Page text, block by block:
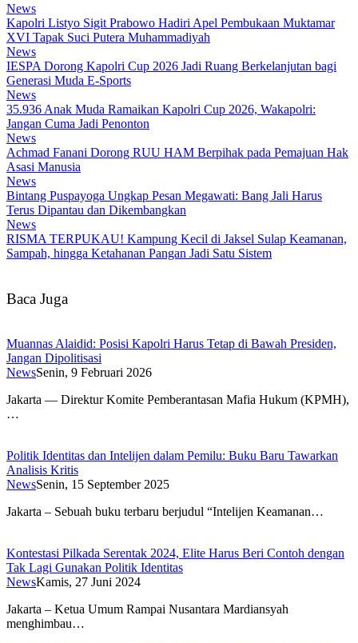
News
Kapolri Listyo Sigit Prabowo Hadiri Apel Pembukaan Muktamar
XVI Tapak Suci Putera Muhammadiyah
News
IESPA Dorong Kapolri Cup 2026 Jadi Ruang Berkelanjutan bagi
Generasi Muda E-Sports
News
35.936 Anak Muda Ramaikan Kapolri Cup 2026, Wakapolri:
Jangan Cuma Jadi Penonton
News
Achmad Fanani Dorong RUU HAM Berpihak pada Pemajuan Hak
Asasi Manusia
News
Bintang Puspayoga Ungkap Pesan Megawati: Bang Jali Harus
Terus Dipantau dan Dikembangkan
News
RISMA TERPUKAU! Kampung Kecil di Jaksel Sulap Keamanan,
Sampah, hingga Ketahanan Pangan Jadi Satu Sistem
Baca Juga
Muannas Alaidid: Posisi Kapolri Harus Tetap di Bawah Presiden,
Jangan Dipolitisasi
NewsSenin, 9 Februari 2026
Jakarta — Direktur Komite Pemberantasan Mafia Hukum (KPMH),
…
Politik Identitas dan Intelijen dalam Pemilu: Buku Baru Tawarkan
Analisis Kritis
NewsSenin, 15 September 2025
Jakarta – Sebuah buku terbaru berjudul “Intelijen Keamanan…
Kontestasi Pilkada Serentak 2024, Elite Harus Beri Contoh dengan
Tak Lagi Gunakan Politik Identitas
NewsKamis, 27 Juni 2024
Jakarta – Ketua Umum Rampai Nusantara Mardiansyah
menghimbau…